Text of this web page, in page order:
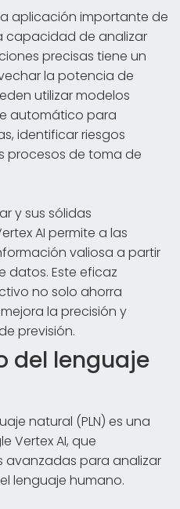
aplicación importante de
capacidad de analizar
precisas tiene un
la potencia de
utilizar modelos
automático para
identificar riesgos
procesos de toma de
y sus sólidas
AI permite a las
valiosa a partir
datos. Este eficaz
no solo ahorra
la precisión y
previsión.
del lenguaje
natural (PLN) es una
Vertex AI, que
avanzadas para analizar
lenguaje humano.